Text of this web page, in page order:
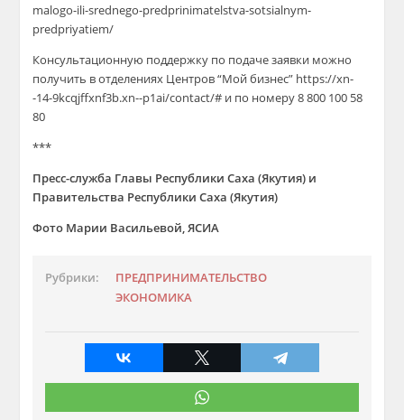
malogo-ili-srednego-predprinimatelstva-sotsialnym-
predpriyatiem/
Консультационную поддержку по подаче заявки можно
получить в отделениях Центров “Мой бизнес” https://xn-
-14-9kcqjffxnf3b.xn--p1ai/contact/# и по номеру 8 800 100 58
80
***
Пресс-служба Главы Республики Саха (Якутия) и
Правительства Республики Саха (Якутия)
Фото Марии Васильевой, ЯСИА
Рубрики:
ПРЕДПРИНИМАТЕЛЬСТВО
ЭКОНОМИКА